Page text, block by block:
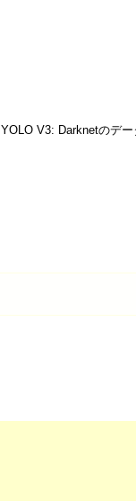
YOLO V3: Darknetのデー